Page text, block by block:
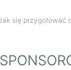
się przygotować